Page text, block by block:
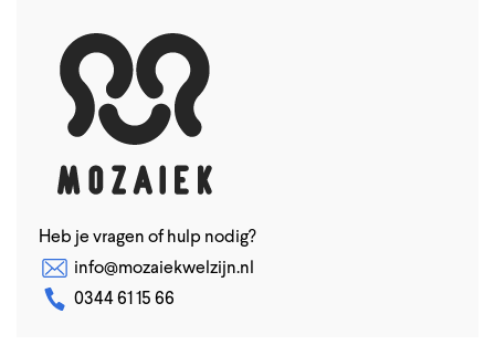
Heb je vragen of hulp nodig?
info@mozaiekwelzijn.nl
0344 61 15 66